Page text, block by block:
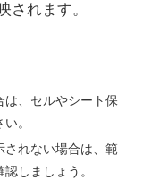
されます。
は、セルやシート保
。
されない場合は、範
しましょう。